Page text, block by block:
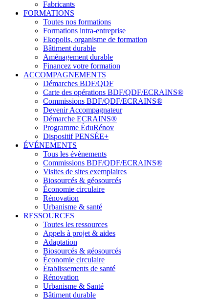
Fabricants
FORMATIONS
Toutes nos formations
Formations intra-entreprise
Ekopolis, organisme de formation
Bâtiment durable
Aménagement durable
Financez votre formation
ACCOMPAGNEMENTS
Démarches BDF/QDF
Carte des opérations BDF/QDF/ECRAINS®
Commissions BDF/QDF/ECRAINS®
Devenir Accompagnateur
Démarche ECRAINS®
Programme ÉduRénov
Dispositif PENSÉE+
ÉVÉNEMENTS
Tous les évènements
Commissions BDF/QDF/ECRAINS®
Visites de sites exemplaires
Biosourcés & géosourcés
Économie circulaire
Rénovation
Urbanisme & santé
RESSOURCES
Toutes les ressources
Appels à projet & aides
Adaptation
Biosourcés & géosourcés
Économie circulaire
Établissements de santé
Rénovation
Urbanisme & Santé
Bâtiment durable